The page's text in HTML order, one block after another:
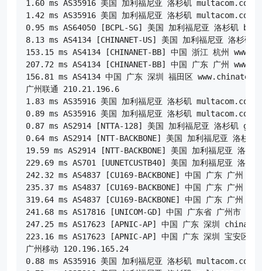
1.60 ms AS35916 美国 加利福尼亚 洛杉矶 multacom.com
1.42 ms AS35916 美国 加利福尼亚 洛杉矶 multacom.com
0.95 ms AS64050 [BCPL-SG] 美国 加利福尼亚 洛杉矶
8.13 ms AS4134 [CHINANET-US] 美国 加利福尼亚 洛杉矶
153.15 ms AS4134 [CHINANET-BB] 中国 浙江 杭州
207.72 ms AS4134 [CHINANET-BB] 中国 广东 广州
156.81 ms AS4134 中国 广东 深圳 福田区
广州联通 210.21.196.6
1.83 ms AS35916 美国 加利福尼亚 洛杉矶 multacom.com
0.89 ms AS35916 美国 加利福尼亚 洛杉矶 multacom.com
0.87 ms AS2914 [NTTA-128] 美国 加利福尼亚 洛杉矶
0.64 ms AS2914 [NTT-BACKBONE] 美国 加利福尼亚 洛
19.59 ms AS2914 [NTT-BACKBONE] 美国 加利福尼亚 洛
229.69 ms AS701 [UUNETCUSTB40] 美国 加利福尼亚 洛
242.32 ms AS4837 [CU169-BACKBONE] 中国 广东 广州
235.37 ms AS4837 [CU169-BACKBONE] 中国 广东 广州
319.64 ms AS4837 [CU169-BACKBONE] 中国 广东 广州
241.68 ms AS17816 [UNICOM-GD] 中国 广东省 广州市
247.25 ms AS17623 [APNIC-AP] 中国 广东 深圳
223.16 ms AS17623 [APNIC-AP] 中国 广东 深圳 宝安区
广州移动 120.196.165.24
0.88 ms AS35916 美国 加利福尼亚 洛杉矶 multacom.com